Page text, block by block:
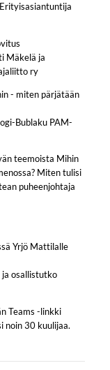
Mäkelä ja
ry
- miten pärjätään
Bublaku PAM-
teemoista Mihin
Miten tulisi
puheenjohtaja
Yrjö Mattilalle
osallistutko
Teams -linkki
noin 30 kuulijaa.